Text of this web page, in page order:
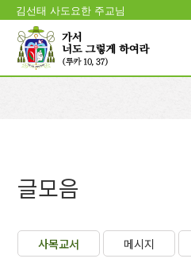
김선태 사도요한 주교님
글모음
사목교서 메시지